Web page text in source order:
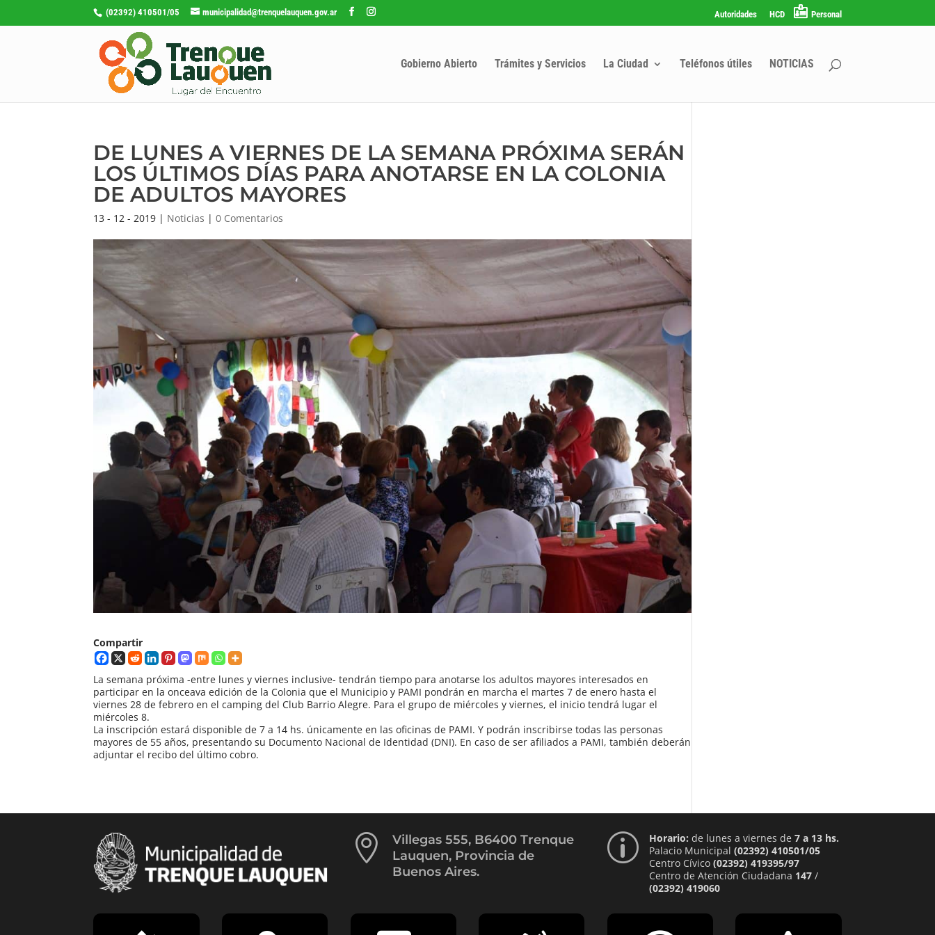
(02392) 410501/05 municipalidad@trenquelauquen.gov.ar Autoridades HCD Personal
Gobierno Abierto Trámites y Servicios La Ciudad Teléfonos útiles NOTICIAS
DE LUNES A VIERNES DE LA SEMANA PRÓXIMA SERÁN
LOS ÚLTIMOS DÍAS PARA ANOTARSE EN LA COLONIA
DE ADULTOS MAYORES
13 - 12 - 2019 | Noticias |0 Comentarios
Compartir
La semana próxima -entre lunes y viernes inclusive- tendrán tiempo para anotarse los adultos mayores interesados en
participar en la onceava edición de la Colonia que el Municipio y PAMI pondrán en marcha el martes 7 de enero hasta el
viernes 28 de febrero en el camping del Club Barrio Alegre. Para el grupo de miércoles y viernes, el inicio tendrá lugar el
miércoles 8.
La inscripción estará disponible de 7 a 14 hs. únicamente en las oficinas de PAMI. Y podrán inscribirse todas las personas
mayores de 55 años, presentando su Documento Nacional de Identidad (DNI). En caso de ser afiliados a PAMI, también deberán
adjuntar el recibo del último cobro.

Villegas 555, B6400 Trenque
Lauquen, Provincia de
Buenos Aires.
p Horario: de lunes a viernes de 7 a 13 hs.
Palacio Municipal (02392) 410501/05
Centro Cívico (02392) 419395/97
Centro de Atención Ciudadana 147/
(02392) 419060